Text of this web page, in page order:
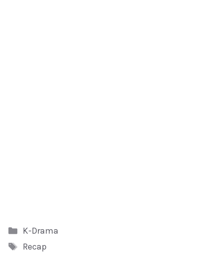
Kategori
K-Drama
Tag
Recap